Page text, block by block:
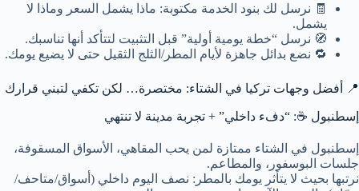
🧾 نرسل لك بنود الخدمة مكتوبة: ماذا يشمل السعر وماذا لا
يشمل.
🧭 نرسل “خطة يومية أولية” قبل التثبيت لتتأكد أنها تناسبك.
🔁 نضع بدائل جاهزة لأيام المطر/الثلج الثقيل حتى لا يضيع يومك.
📍 أفضل وجهات تركيا في الشتاء: مختصرة… لكن تكفي لتبني قرارك
إسطنبول ☕: “دفء داخلي” + تجربة مدينة لا تنتهي
إسطنبول في الشتاء ممتازة لمن يحب المقاهي، الأسواق المسقوفة،
جلسات البوسفور، والمطاعم.
نرتبها بحيث لا يتأثر يومك بالمطر: نصف اليوم داخلي (أسواق/متاحف/